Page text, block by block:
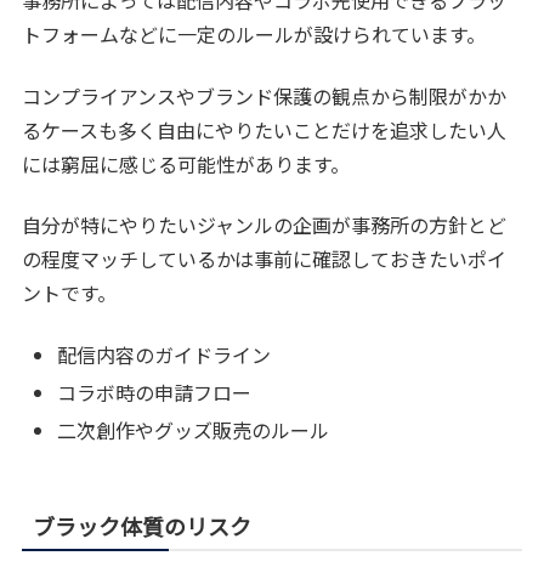
トフォームなどに一定のルールが設けられています。
コンプライアンスやブランド保護の観点から制限がかか
るケースも多く自由にやりたいことだけを追求したい人
には窮屈に感じる可能性があります。
自分が特にやりたいジャンルの企画が事務所の方針とど
の程度マッチしているかは事前に確認しておきたいポイ
ントです。
配信内容のガイドライン
コラボ時の申請フロー
二次創作やグッズ販売のルール
ブラック体質のリスク